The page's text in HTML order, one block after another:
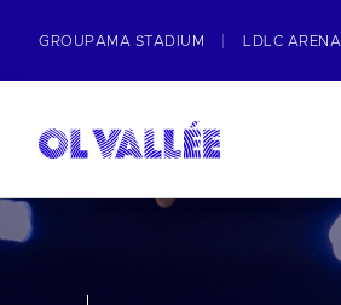
GROUPAMA STADIUM LDLC ARENA